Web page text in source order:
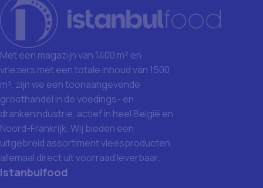
Met een magazijn van 1400 m² en
vriezers met een totale inhoud van 1500
m³, zijn we een toonaangevende
groothandel in de voedings- en
drankenindustrie, actief in heel België en
Noord-Frankrijk. Wij bieden een
uitgebreid assortiment vleesproducten,
allemaal direct uit voorraad leverbaar.
Istanbulfood